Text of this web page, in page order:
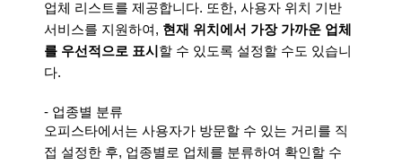
업체 리스트를 제공합니다. 또한, 사용자 위치 기반
서비스를 지원하여, 현재 위치에서 가장 가까운 업체
를 우선적으로 표시 할 수 있도록 설정할 수도 있습니
다.
- 업종별 분류
오피스타에서는 사용자가 방문할 수 있는 거리를 직
접 설정한 후, 업종별로 업체를 분류하여 확인할 수